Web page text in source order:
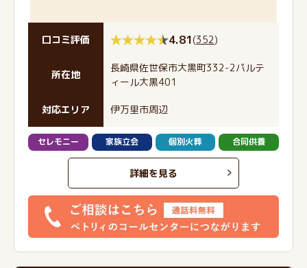
口コミ評価 4.81(352)
所在地
長崎県佐世保市大黒町332-2パルテ
ィール大黒401
対応エリア 伊万里市周辺
セレモニー 家族立会 個別火葬 合同供養
詳細を見る